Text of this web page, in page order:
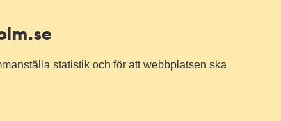
statistik och för att webbplatsen ska